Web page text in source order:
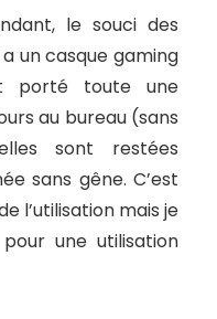
le souci des
un casque gaming
porté toute une
au bureau (sans
sont restées
sans gêne. C’est
l’utilisation mais je
une utilisation